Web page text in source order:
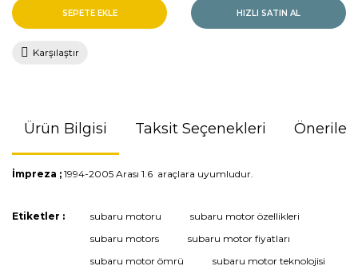
SEPETE EKLE HIZLI SATIN AL
Karşılaştır
Ürün Bilgisi Taksit Seçenekleri
İmpreza ; 1994-2005 Arası 1.6 araçlara uyumludur.
Bu ürünün fiyat bilgisi, resim, ürün açıklamalarında ve diğer
kullanarak tarafımıza iletebilirsiniz.
Görüş ve önerileriniz için teşekkür ederiz.
Etiketler : subaru motoru
subaru motor özellikleri
subaru motors
subaru motor fiyatları
subaru motor ömrü
subaru motor teknolojisi